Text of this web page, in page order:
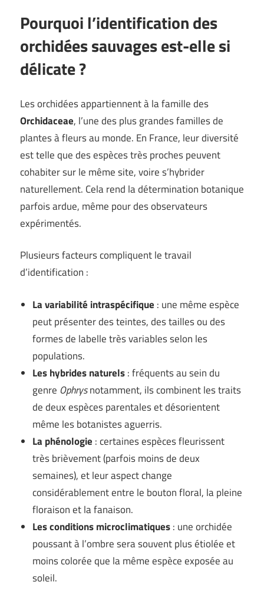
Pourquoi l’identification des
orchidées sauvages est-elle si
délicate ?
Les orchidées appartiennent à la famille des
Orchidaceae, l’une des plus grandes familles de
plantes à fleurs au monde. En France, leur diversité
est telle que des espèces très proches peuvent
cohabiter sur le même site, voire s’hybrider
naturellement. Cela rend la détermination botanique
parfois ardue, même pour des observateurs
expérimentés.
Plusieurs facteurs compliquent le travail
d’identification :
La variabilité intraspécifique : une même espèce
peut présenter des teintes, des tailles ou des
formes de labelle très variables selon les
populations.
Les hybrides naturels: fréquents au sein du
genre Ophrysnotamment, ils combinent les traits
de deux espèces parentales et désorientent
même les botanistes aguerris.
La phénologie : certaines espèces fleurissent
très brièvement (parfois moins de deux
semaines), et leur aspect change
considérablement entre le bouton floral, la pleine
floraison et la fanaison.
Les conditions microclimatiques: une orchidée
poussant à l’ombre sera souvent plus étiolée et
moins colorée que la même espèce exposée au
soleil.